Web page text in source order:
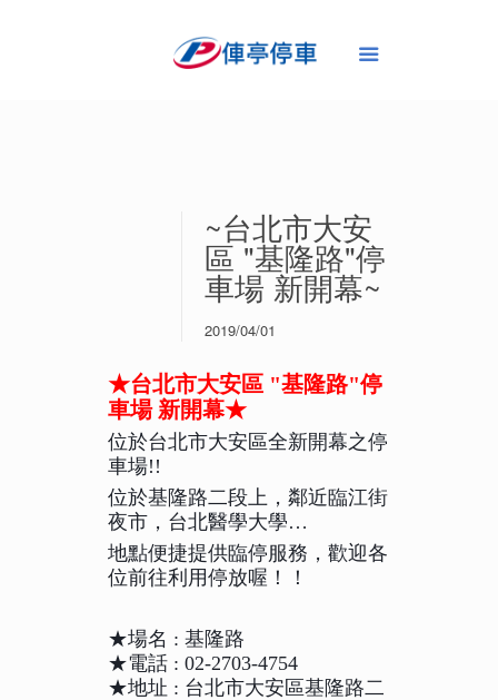
~台北市大安
區 "基隆路"停
車場 新開幕~
2019/04/01
★台北市大安區 "基隆路"停
車場 新開幕★
位於台北市大安區全新開幕之停
車場!!
位於基隆路二段上， 鄰近臨江街
夜市，台北醫學大學…
地點便捷提供臨停服務，歡迎各
位前往利用停放喔！！
★場名 : 基隆路
★電話 : 02-2703-4754
★地址 : 台北市大安區基隆路二